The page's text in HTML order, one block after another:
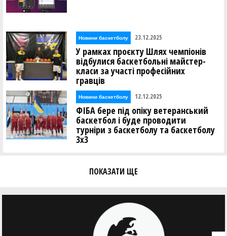
Новини баскетболу 23.12.2025
У рамках проєкту Шлях чемпіонів
відбулися баскетбольні майстер-
класи за участі професійних
гравців
Новини баскетболу 12.12.2025
ФІБА бере під опіку ветеранський
баскетбол і буде проводити
турніри з баскетболу та баскетболу
3х3
ПОКАЗАТИ ЩЕ